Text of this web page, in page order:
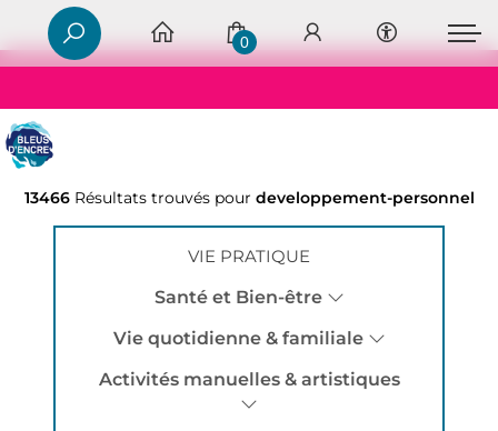
0
13466 Résultats trouvés pour developpement-personnel
VIE PRATIQUE
Santé et Bien-être
Vie quotidienne & familiale
Activités manuelles & artistiques